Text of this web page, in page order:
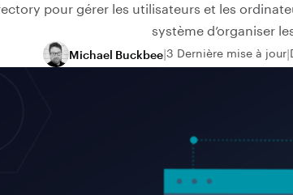
pour gérer les utilisateurs et les
système d’organiser
Michael Buckbee 3 Dernière mise à jour